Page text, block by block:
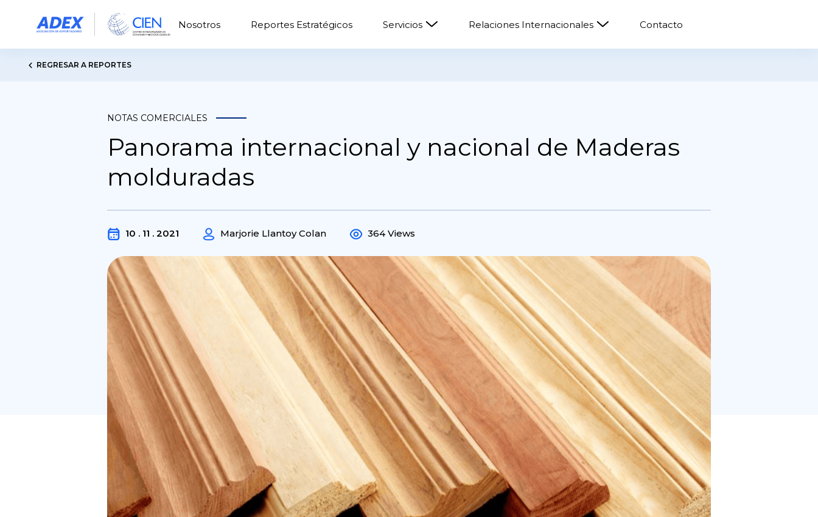
Nosotros Reportes Estratégicos Servicios Relaciones Internacionales Contacto
REGRESAR A REPORTES
NOTAS COMERCIALES
Panorama internacional y nacional de Maderas
molduradas
10 . 11 . 2021 Marjorie Llantoy Colan 364 Views